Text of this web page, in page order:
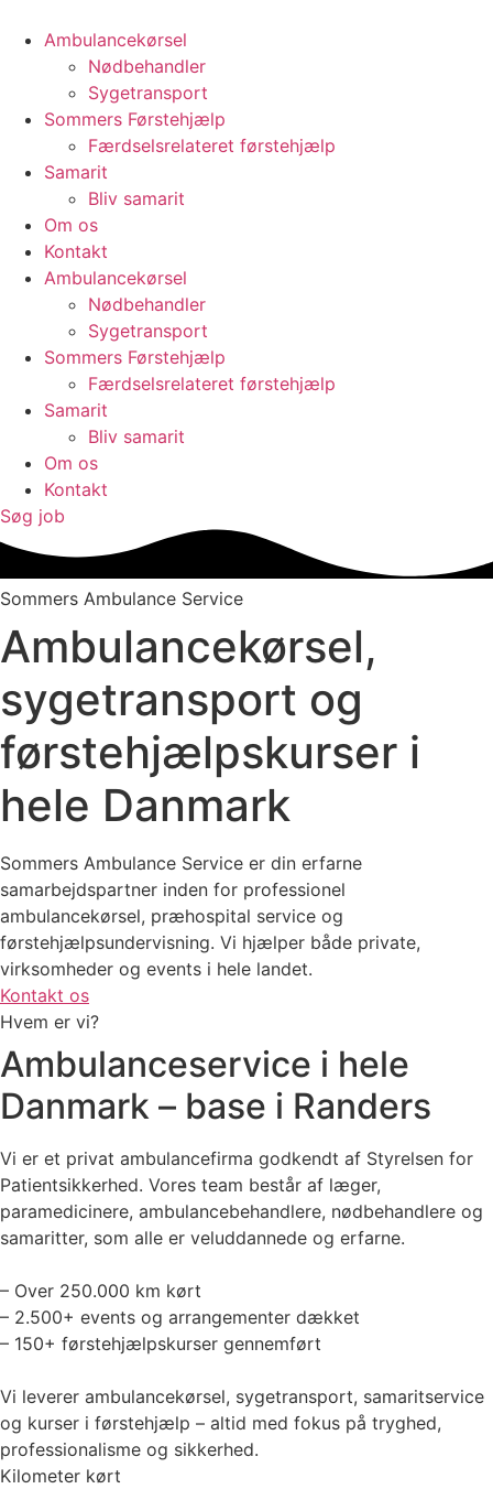
Ambulancekørsel
Nødbehandler
Sygetransport
Sommers Førstehjælp
Færdselsrelateret førstehjælp
Samarit
Bliv samarit
Om os
Kontakt
Ambulancekørsel
Nødbehandler
Sygetransport
Sommers Førstehjælp
Færdselsrelateret førstehjælp
Samarit
Bliv samarit
Om os
Kontakt
Søg job
Sommers Ambulance Service
Ambulancekørsel,
sygetransport og
førstehjælpskurser i
hele Danmark
Sommers Ambulance Service er din erfarne
samarbejdspartner inden for professionel
ambulancekørsel, præhospital service og
førstehjælpsundervisning. Vi hjælper både private,
virksomheder og events i hele landet.
Kontakt os
Hvem er vi?
Ambulanceservice i hele
Danmark – base i Randers
Vi er et privat ambulancefirma godkendt af Styrelsen for
Patientsikkerhed. Vores team består af læger,
paramedicinere, ambulancebehandlere, nødbehandlere og
samaritter, som alle er veluddannede og erfarne.
– Over 250.000 km kørt
– 2.500+ events og arrangementer dækket
– 150+ førstehjælpskurser gennemført
Vi leverer ambulancekørsel, sygetransport, samaritservice
og kurser i førstehjælp – altid med fokus på tryghed,
professionalisme og sikkerhed.
Kilometer kørt